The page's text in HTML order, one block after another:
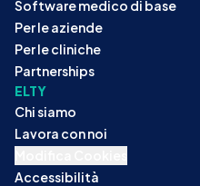
Software medico di base
Per le aziende
Per le cliniche
Partnerships
ELTY
Chi siamo
Lavora con noi
Accessibilità